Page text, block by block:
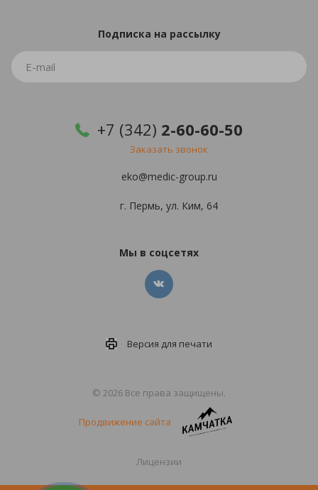
Подписка на рассылку
+7 (342) 2-60-60-50
Заказать звонок
eko@medic-group.ru
г. Пермь, ул. Ким, 64
Мы в соцсетях
Версия для печати
© 2026 Все права защищены.
Продвижение сайта
Лицензии